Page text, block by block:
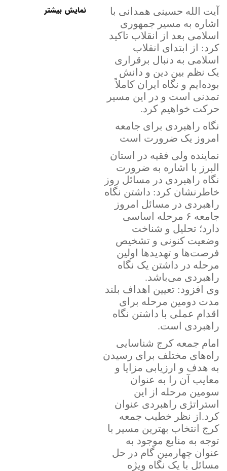
آیت الله حسینی همدانی با
اشاره به مسیر جمهوری
اسلامی بعد از انقلاب تاکید
کرد: از ابتدای انقلاب
اسلامی به دنبال برقراری
یک نظم بین دین و دانش
بوده‌ایم و نگاه ایران کاملاً
تمدنی است و در این مسیر
حرکت خواهیم کرد.
نگاه راهبردی برای جامعه
امروز یک ضرورت است
نماینده ولی فقیه در استان
البرز با اشاره به ضرورت
نگاه راهبردی در مسائل روز
خاطرنشان کرد: داشتن نگاه
راهبردی در مسائل امروز
جامعه ۶ مرحله اساسی
دارد؛ تحلیل و شناخت
وضعیت کنونی و تشخیص
فرصت‌ها و تهدیدها اولین
مرحله در داشتن یک نگاه
راهبردی می‌باشد.
وی افزود: تعیین اهداف بلند
مدت دومین مرحله برای
اقدام عملی با داشتن نگاه
راهبردی است.
امام جمعه کرج شناسایی
راه‌های مختلف برای رسیدن
به هدف و ارزیابی مزایا و
معایب آن را به عنوان
سومین مرحله از این
استراتژی راهبردی عنوان
کرد.از نظر خطیب جمعه
کرج انتخاب بهترین مسیر با
توجه به منابع موجود به
عنوان چهارمین گام در حل
مسائل با یک نگاه ویژه
نمایش بیشتر